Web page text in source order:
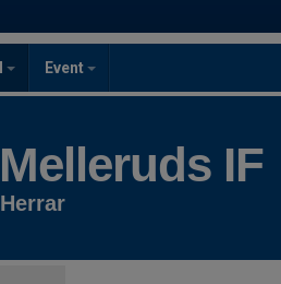
Event
Melleruds IF
Herrar